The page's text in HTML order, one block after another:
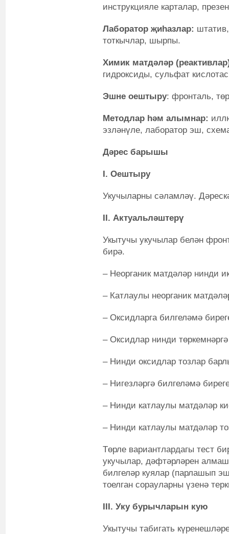
инструкцияле карталар,
Лаборатор җиһазлар:
тоткычлар, шырпы.
Химик матдәләр
гидроксиды, сульфат
Эшне оештыру: фронталь,
Методлар һәм алымнар:
эзләнүле, лаборатор эш,
Дәрес барышы
I. Оештыру
Укучыларны сәламләү.
II. Актуальләштерү
Укытучы укучылар белән
бирә.
– Неорганик матдәләр нинди
– Катлаулы неорганик
– Оксидларга билгеләмә
– Оксидлар нинди
– Нинди оксидлар тозлар
– Нигезләргә билгеләмә
– Нинди катлаулы матдәләр
– Нинди катлаулы матдәләр
Төрле вариантлардагы тест
укучылар, дәфтәрләрен
билгеләр куялар (парлашып
тоелган сорауларны үзенә
III. Уку бурычларын кую
Укытучы табигать